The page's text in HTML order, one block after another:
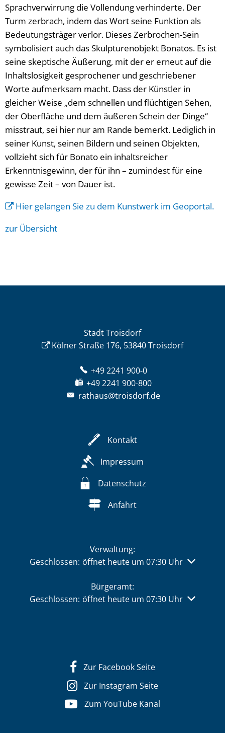
Sprachverwirrung die Vollendung verhinderte. Der
Turm zerbrach, indem das Wort seine Funktion als
Bedeutungsträger verlor. Dieses Zerbrochen-Sein
symbolisiert auch das Skulpturenobjekt Bonatos. Es ist
seine skeptische Äußerung, mit der er erneut auf die
Inhaltslosigkeit gesprochener und geschriebener
Worte aufmerksam macht. Dass der Künstler in
gleicher Weise „dem schnellen und flüchtigen Sehen,
der Oberfläche und dem äußeren Schein der Dinge“
misstraut, sei hier nur am Rande bemerkt. Lediglich in
seiner Kunst, seinen Bildern und seinen Objekten,
vollzieht sich für Bonato ein inhaltsreicher
Erkenntnisgewinn, der für ihn – zumindest für eine
gewisse Zeit – von Dauer ist.
Hier gelangen Sie zu dem Kunstwerk im Geoportal.
zur Übersicht
Stadt Troisdorf
Kölner Straße 176, 53840 Troisdorf
+49 2241 900-0
+49 2241 900-800
rathaus@troisdorf.de
Kontakt
Impressum
Datenschutz
Anfahrt
Verwaltung:
Klicken, um weitere Öffnungs- oder Schließzeiten
Geschlossen: öffnet heute um 07:30 Uhr
Bürgeramt:
Klicken, um weitere Öffnungs- oder Schließzeiten
Geschlossen: öffnet heute um 07:30 Uhr
Zur Facebook Seite
Zur Instagram Seite
Zum YouTube Kanal